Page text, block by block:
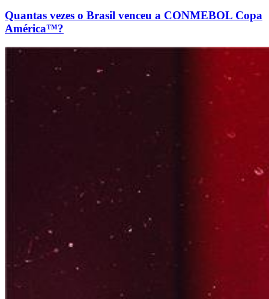
Quantas vezes o Brasil venceu a CONMEBOL Copa
América™?